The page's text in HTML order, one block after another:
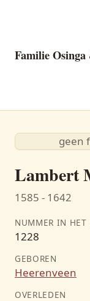
Familie
geen
Lambert
1585 - 1642
NUMMER IN HET
1228
GEBOREN
Heerenveen
OVERLEDEN